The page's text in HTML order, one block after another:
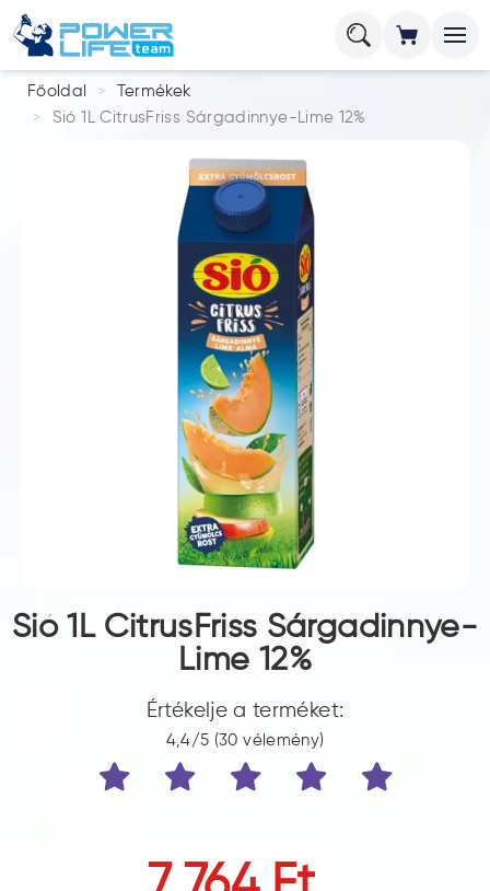
Főoldal
Termékek
Sió 1L CitrusFriss Sárgadinnye-Lime 12%
Sió 1L CitrusFriss Sárgadinnye-
Lime 12%
Értékelje a terméket:
4,4/5 (30 vélemény)